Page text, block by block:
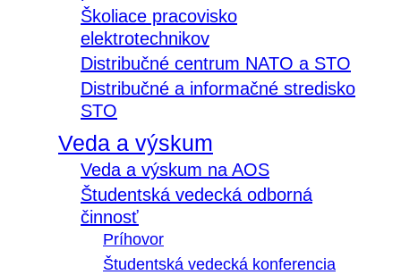
Školiace pracovisko
elektrotechnikov
Distribučné centrum NATO a STO
Distribučné a informačné stredisko
STO
Veda a výskum
Veda a výskum na AOS
Študentská vedecká odborná
činnosť
Príhovor
Študentská vedecká konferencia